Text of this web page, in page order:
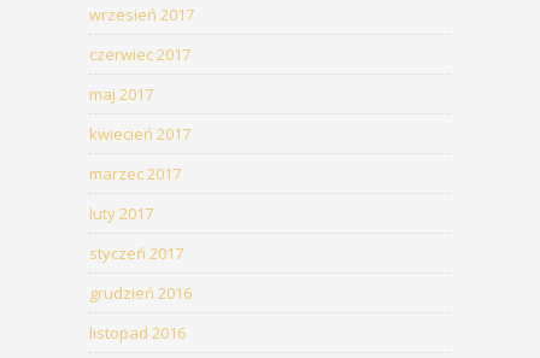
wrzesień 2017
czerwiec 2017
maj 2017
kwiecień 2017
marzec 2017
luty 2017
styczeń 2017
grudzień 2016
listopad 2016